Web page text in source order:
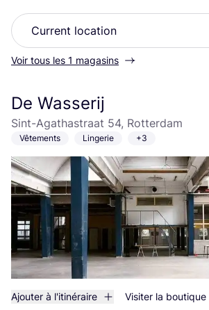
Voir tous les 1 magasins
De Wasserij
Sint-Agathastraat 54, Rotterdam
Vêtements Lingerie +3
Ajouter à l'itinéraire Visiter la boutique